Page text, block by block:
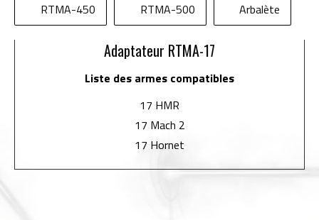
RTMA-450 RTMA-500 Arbalète
Adaptateur RTMA-17
Liste des armes compatibles
17 HMR
17 Mach 2
17 Hornet